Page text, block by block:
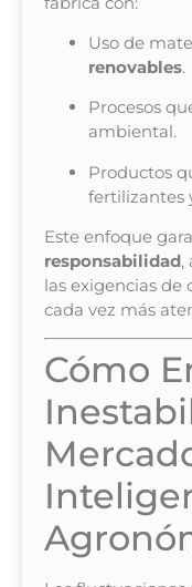
Uso de
renovables.
Procesos
ambiental.
Productos
fertilizantes
Este enfoque
responsabilidad,
las exigencias de
cada vez más
Cómo